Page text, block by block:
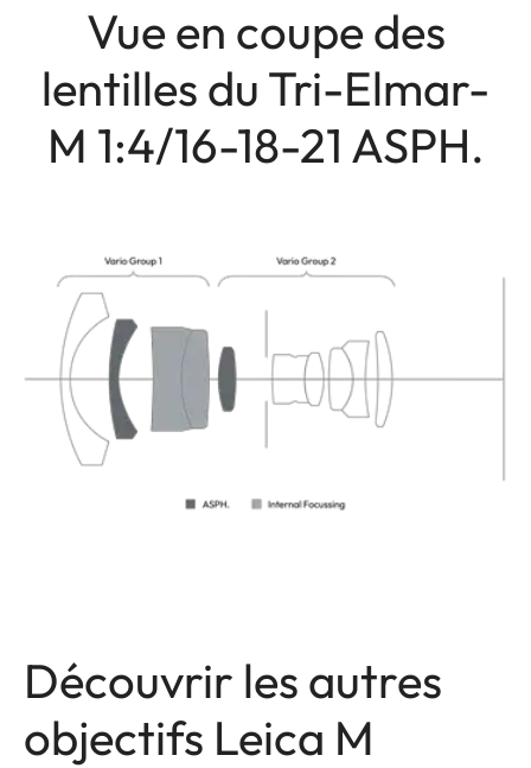
Vue en coupe des
lentilles du Tri-Elmar-
M 1:4/16-18-21 ASPH.
Découvrir les autres
objectifs Leica M